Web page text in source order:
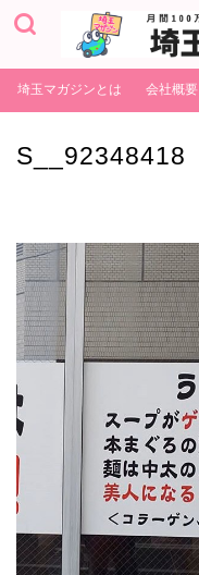
埼玉マガジンとは 会社概要
S__92348418